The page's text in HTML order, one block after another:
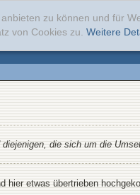
zu können und für
von Cookies zu. Weitere
die sich um die
hier etwas übertrieben